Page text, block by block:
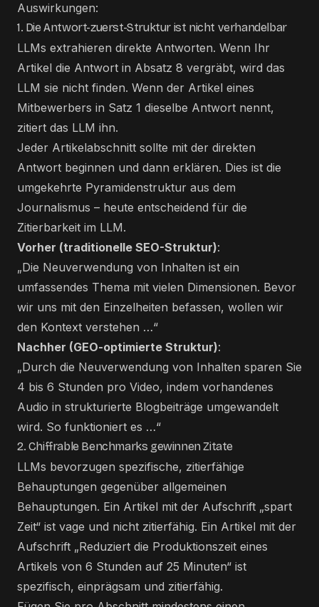
Auswirkungen:
1. Die Antwort-zuerst-Struktur ist nicht verhandelbar
LLMs extrahieren direkte Antworten. Wenn Ihr
Artikel die Antwort in Absatz 8 vergräbt, wird das
LLM sie nicht finden. Wenn der Artikel eines
Mitbewerbers in Satz 1 dieselbe Antwort nennt,
zitiert das LLM ihn.
Jeder Artikelabschnitt sollte mit der direkten
Antwort beginnen und dann erklären. Dies ist die
umgekehrte Pyramidenstruktur aus dem
Journalismus – heute entscheidend für die
Zitierbarkeit im LLM.
Vorher (traditionelle SEO-Struktur):
„Die Neuverwendung von Inhalten ist ein
umfassendes Thema mit vielen Dimensionen. Bevor
wir uns mit den Einzelheiten befassen, wollen wir
den Kontext verstehen …“
Nachher (GEO-optimierte Struktur):
„Durch die Neuverwendung von Inhalten sparen Sie
4 bis 6 Stunden pro Video, indem vorhandenes
Audio in strukturierte Blogbeiträge umgewandelt
wird. So funktioniert es …“
2. Chiffrable Benchmarks gewinnen Zitate
LLMs bevorzugen spezifische, zitierfähige
Behauptungen gegenüber allgemeinen
Behauptungen. Ein Artikel mit der Aufschrift „spart
Zeit“ ist vage und nicht zitierfähig. Ein Artikel mit der
Aufschrift „Reduziert die Produktionszeit eines
Artikels von 6 Stunden auf 25 Minuten“ ist
spezifisch, einprägsam und zitierfähig.